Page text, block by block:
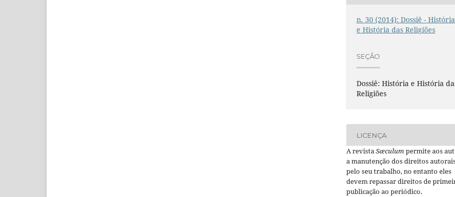
n. 30 (2014): Dossiê - História
e História das Religiões
SEÇÃO
Dossiê: História e História
Religiões
LICENÇA
A revistaSæculumpermite aos
a manutenção dos direitos
pelo seu trabalho, no entanto eles
devem repassar direitos de
publicação ao periódico.